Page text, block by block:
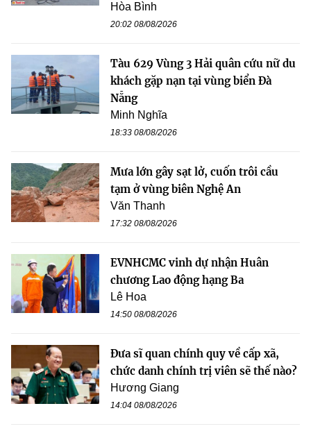
Hòa Bình
20:02 08/08/2026
Tàu 629 Vùng 3 Hải quân cứu nữ du
khách gặp nạn tại vùng biển Đà
Nẵng
Minh Nghĩa
18:33 08/08/2026
Mưa lớn gây sạt lở, cuốn trôi cầu
tạm ở vùng biên Nghệ An
Văn Thanh
17:32 08/08/2026
EVNHCMC vinh dự nhận Huân
chương Lao động hạng Ba
Lê Hoa
14:50 08/08/2026
Đưa sĩ quan chính quy về cấp xã,
chức danh chính trị viên sẽ thế nào?
Hương Giang
14:04 08/08/2026